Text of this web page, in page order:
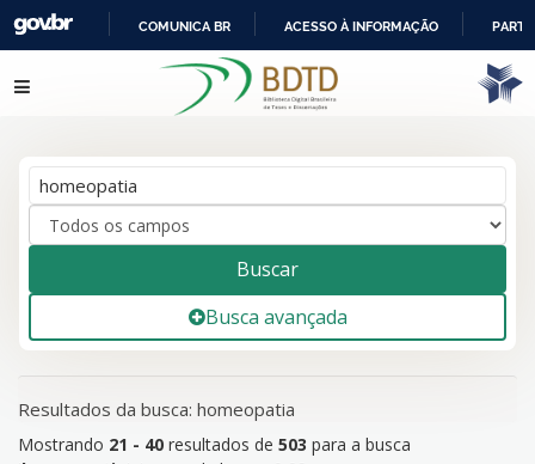
IR
PARA
COMUNICA BR ACESSO À INFORMAÇÃO
resultados de503para a busca
homeopatia
Pular para o conteúdo
Buscar
Busca avançada
Resultados da busca: homeopatia
Mostrando 21 - 40 resultados de 503 para a busca